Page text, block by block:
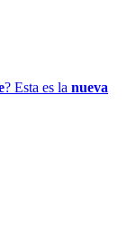
? Esta es la nueva